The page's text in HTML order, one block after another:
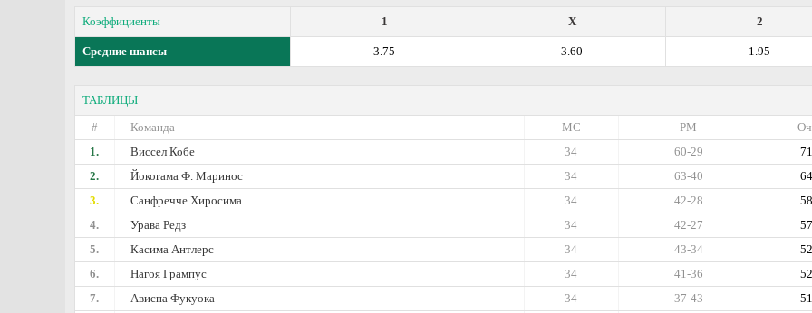
Коэффициенты 2
X
1
Средние шансы 1.95
3.60
3.75
ТАБЛИЦЫ
#
Команда РМ
МС
1.
Виссел Кобе 71
60-29
34
2.
Йокогама Ф. Маринос 64
63-40
34
3.
Санфречче Хиросима 58
42-28
34
4.
Урава Редз 57
42-27
34
5.
Касима Антлерс 52
43-34
34
6.
Нагоя Грампус 52
41-36
34
7.
Ависпа Фукуока 51
37-43
34